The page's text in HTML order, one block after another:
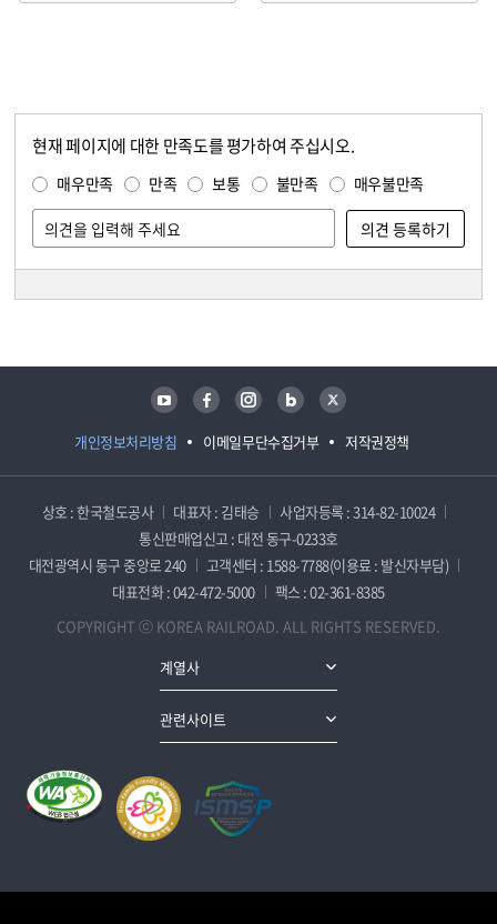
현재 페이지에 대한 만족도를 평가하여 주십시오.
매우만족 만족 보통 불만족 매우불만족
개인정보처리방침 이메일무단수집거부 저작권정책
유튜브 페이스북 인스타그램 블로그 트위터
상호 : 한국철도공사 대표자 : 김태승
사업자등록 : 314-82-10024
통신판매업신고 : 대전 동구-0233호
대전광역시 동구 중앙로 240
고객센터 : 1588-7788(이용료 : 발신자부담)
대표전화 : 042-472-5000
팩스 : 02-361-8385
COPYRIGHT ⓒ KOREA RAILROAD. ALL RIGHTS RESERVED.
계열사
관련사이트